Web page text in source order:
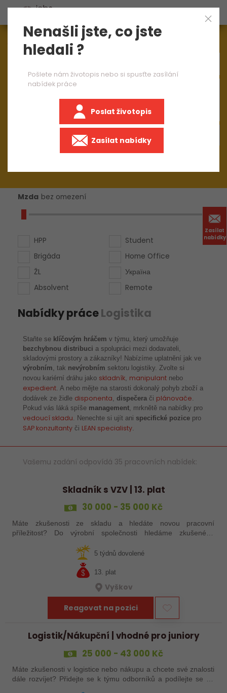
Zasílat
nabídky
Aktuálně1545nabídek práce
Mzda bez omezení
HPP
Brigáda
ŽL
Absolvent
Student
Home Office
Україна
Remote
Nabídky práceLogistika
Staňte se klíčovým hráčem v týmu, který umožňuje
bezchybnou distribuci a spolupráci mezi dodavateli,
skladovými prostory a zákazníky! Nabízíme uplatnění jak ve
výrobním, tak nevýrobním sektoru logistiky. Zvolte si
novou kariérní dráhu jako skladník, manipulant nebo
expedient. A nebo mějte na starosti dokonalý pohyb zboží a
dodávek ze židle disponenta,dispečera či plánovače.
Pokud vás láká spíše management, mrknětě na nabídky pro
vedoucí skladu. Nenechte si ujít ani specifické pozice pro
SAP konzultanty či LEAN specialisty.
Vašemu zadání odpovídá 35 pracovních nabídek:
Skladník s VZV | 13. plat
30 000 - 35 000 Kč
Máte zkušenosti ze skladu a hledáte novou pracovní
příležitost? Do výrobní společnosti hledáme zkušeného
5 týdnů dovolené
13. plat
Vyškov
Reagovat na pozici
Logistik/Nákupční | vhodné pro juniory
25 000 - 43 000 Kč
Máte zkušenosti v logistice nebo nákupu a chcete své znalosti
dále rozvíjet? Přidejte se k týmu odborníků a podílejte se na
Nenašli jste, co jste
hledali ?
Pošlete nám životopis nebo si spusťte zasílání
nabídek práce
Poslat životopis
Zasílat nabídky